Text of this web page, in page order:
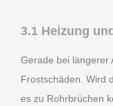
3.1 Heizung
Gerade bei längerer
Frostschäden. Wird
es zu Rohrbrüchen